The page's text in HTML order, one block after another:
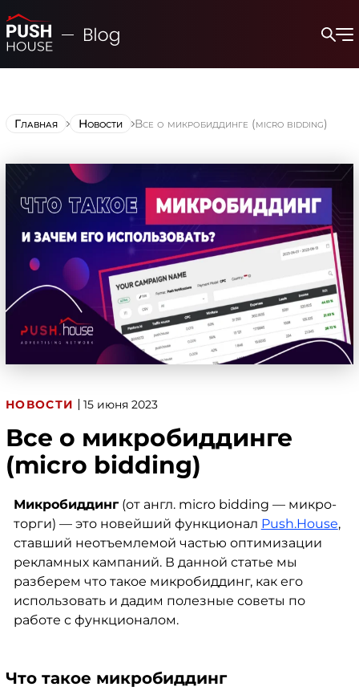
Главная Новости Все о микробиддинге (micro bidding)
НОВОСТИ 15 июня 2023
Все о микробиддинге
(micro bidding)
Микробиддинг(от англ. micro bidding — микро-
торги) — это новейший функционал Push.House,
ставший неотъемлемой частью оптимизации
рекламных кампаний. В данной статье мы
разберем что такое микробиддинг, как его
использовать и дадим полезные советы по
работе с функционалом.
Что такое микробиддинг